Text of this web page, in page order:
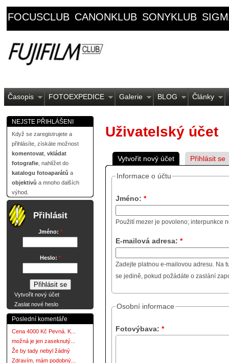
FOCUSCLUB CANONKLUB SONYKLUB
Časopis FOTOEXPEDICE Galerie BLOG Články
NEJSTE PŘIHLÁŠENI
Když se zaregistrujete a
přihlásíte, získáte možnost
komentovat vkládat
fotografie , nahlížet do
katalogu fotoaparátů a
objektivů a mnoho dalších
výhod.
Přihlásit
Jméno: *
Heslo: *
Vytvořit nový účet
Zaslat nové heslo
Poslední komentáře
Cena 4000 Kč Pevná. K...
možná je jen zaseknutý...
Že by tady nebyl žádný
Zdravím, mám podobný...
Uživatelský účet
Vytvořit nový účet Přihlásit se
Informace o účtu
Jméno: *
Použití mezer je povoleno; interpunkce
E-mailová adresa: *
Zadejte platnou e-mailovou adresu. Na
se jedině, pokud požádáte o zaslání
Osobní informace
Fotovýbava: *